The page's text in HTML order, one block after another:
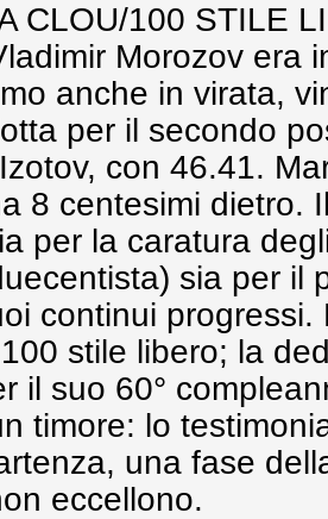
CLOU/100 STILE
Morozov era
anche in virata,
per il secondo
con 46.41.
8 centesimi dietro.
per la caratura
sia per il
continui progressi.
stile libero; la
il suo 60°
timore: lo
una fase
eccellono.